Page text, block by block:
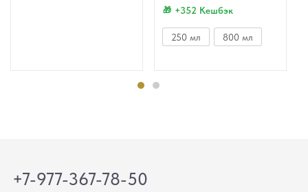
+352 Кешбэк
250 мл 800 мл
+7-977-367-78-50